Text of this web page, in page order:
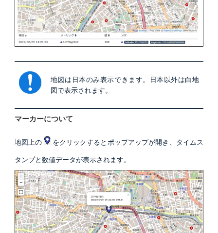
地図は日本のみ表示できます。日本以外は白地
図で表示されます。
マーカーについて
地図上の をクリックするとポップアップが開き、タイムス
タンプと数値データが表示されます。